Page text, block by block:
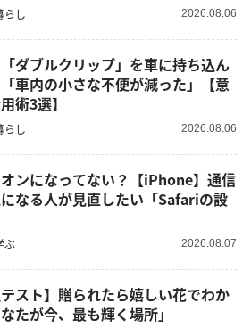
らし 2026.08.06
ダブルクリップ」を車に持ち込ん
車内の小さな不便が減った」【意
術3選】
らし 2026.08.06
ンになってない？【iPhone】通信
なる人が見直したい「Safariの設
ぶ 2026.08.07
テスト】贈られたら嬉しい花でわか
たが今、最も輝く場所」